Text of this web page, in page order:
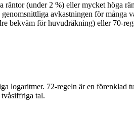
(under 2 %) eller mycket höga
avkastningen för många
bekväm för huvudräkning) eller 70-
logaritmer. 72-regeln är en förenklad
tal.